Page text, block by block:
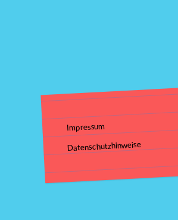
Impressum
Datenschutzhinweise